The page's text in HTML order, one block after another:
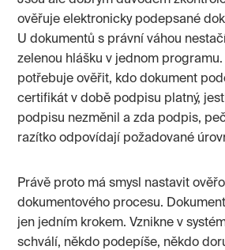
ověřuje elektronicky podepsané
U dokumentů s právní váhou
zelenou hlášku v jednom
potřebuje ověřit, kdo dokument
certifikát v době podpisu platný,
podpisu nezměnil a zda podpis,
razítko odpovídají požadované
Právě proto má smysl nastavit
dokumentového procesu.
jen jedním krokem. Vznikne v
schválí, někdo podepíše, někdo